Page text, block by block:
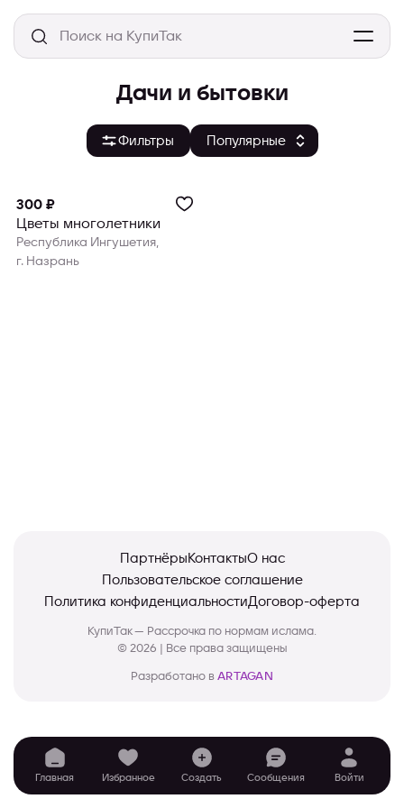
Дачи и бытовки
Фильтры
300 ₽
Цветы многолетники
Республика Ингушетия,
г. Назрань
ПартнёрыКонтактыО нас
Пользовательское соглашение
Политика конфиденциальностиДоговор-оферта
КупиТак — Рассрочка по нормам ислама.
© 2026 | Все права защищены
Разработано в ARTAGAN
Главная Избранное Создать Сообщения Войти